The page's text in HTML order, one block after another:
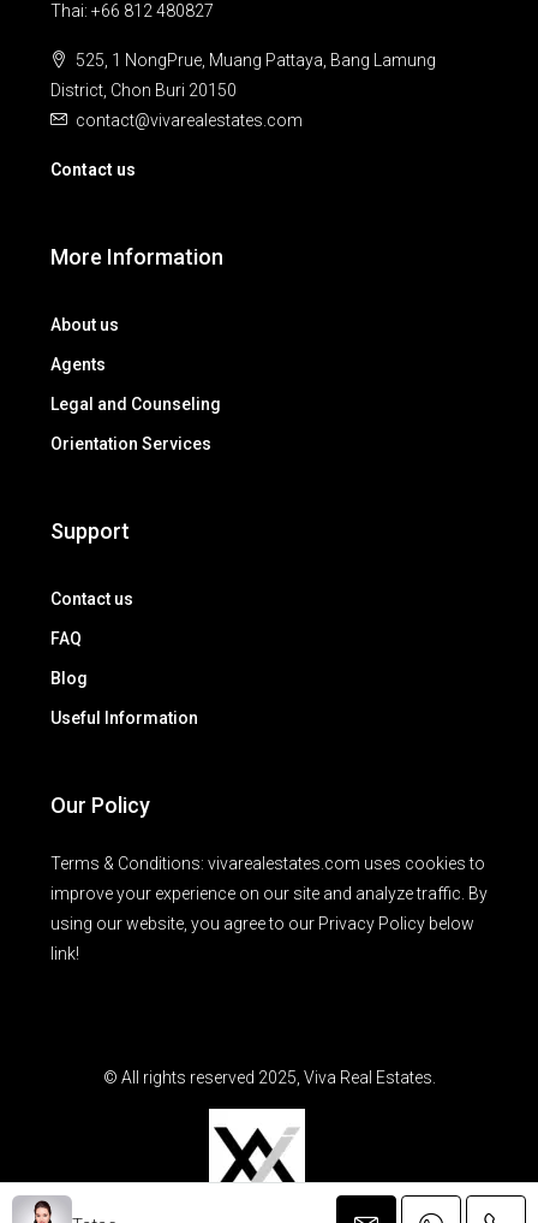
Thai: +66 812 480827
525, 1 NongPrue, Muang Pattaya, Bang Lamung
District, Chon Buri 20150
contact@vivarealestates.com
Contact us
More Information
About us
Agents
Legal and Counseling
Orientation Services
Support
Contact us
FAQ
Blog
Useful Information
Our Policy
Terms & Conditions: vivarealestates.com uses cookies to
improve your experience on our site and analyze traffic. By
using our website, you agree to our Privacy Policy below
link!
© All rights reserved 2025, Viva Real Estates.